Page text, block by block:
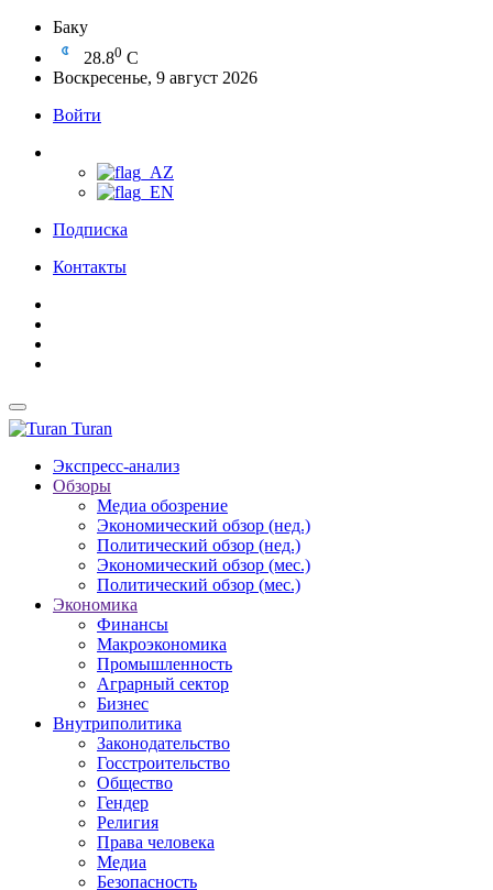
Баку
28.80 C
Воскресенье, 9 август 2026
Войти
Подписка
Контакты
Turan
Экспресс-анализ
Обзоры
Медиа обозрение
Экономический обзор (нед.)
Политический обзор (нед.)
Экономический обзор (мес.)
Политический обзор (мес.)
Экономика
Финансы
Макроэкономика
Промышленность
Аграрный сектор
Бизнес
Внутриполитика
Законодательство
Госстроительство
Общество
Гендер
Религия
Права человека
Медиа
Безопасность